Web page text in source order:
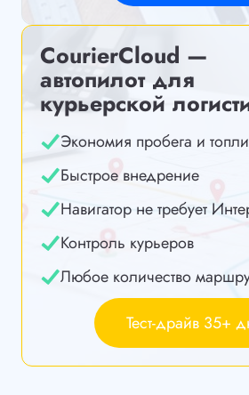
CourierCloud —
автопилот для
курьерской
Экономия пробега и
Быстрое внедрение
Навигатор не требует
Контроль курьеров
Любое количество
Тест-драйв 35+